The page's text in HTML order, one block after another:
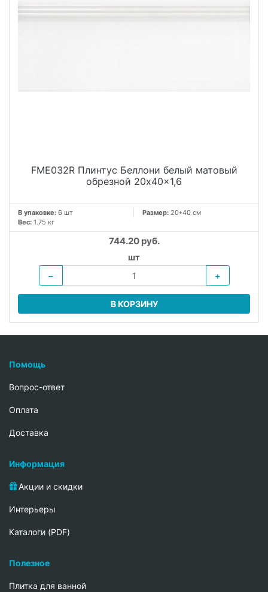
FME032R Плинтус Беллони белый матовый
обрезной 20x40x1,6
В упаковке: 6 шт Размер: 20*40 см
Вес: 1.75 кг
744.20 руб.
шт
−
+
В КОРЗИНУ
Помощь
Вопрос-ответ
Oплата
Доставка
Информация
Акции и скидки
Интерьеры
Каталоги (PDF)
Полезное
Плитка для ванной